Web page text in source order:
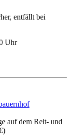
entfällt bei
Uhr
auf dem Reit- und